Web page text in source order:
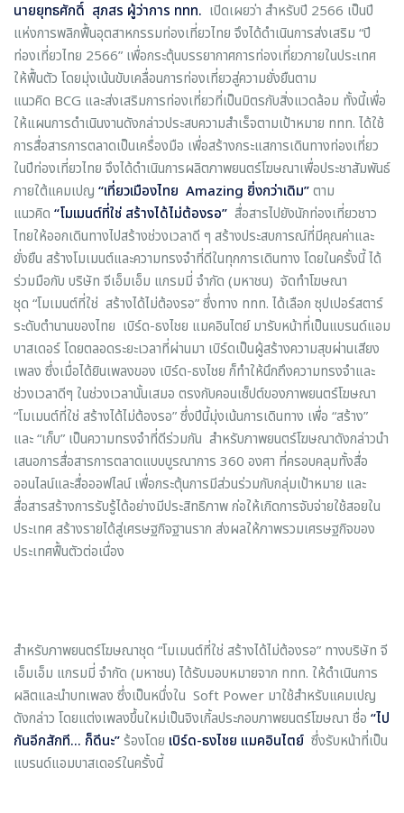
นายยุทธศักดิ์ สุภสร ผู้ว่าการ ททท. เปิดเผยว่า สำหรับปี 2566 เป็นปี
แห่งการพลิกฟื้นอุตสาหกรรมท่องเที่ยวไทย จึงได้ดำเนินการส่งเสริม “ปี
ท่องเที่ยวไทย 2566” เพื่อกระตุ้นบรรยากาศการท่องเที่ยวภายในประเทศ
ให้ฟื้นตัว โดยมุ่งเน้นขับเคลื่อนการท่องเที่ยวสู่ความยั่งยืนตาม
แนวคิด BCG และส่งเสริมการท่องเที่ยวที่เป็นมิตรกับสิ่งแวดล้อม ทั้งนี้เพื่อ
ให้แผนการดำเนินงานดังกล่าวประสบความสำเร็จตามเป้าหมาย ททท. ได้ใช้
การสื่อสารการตลาดเป็นเครื่องมือ เพื่อสร้างกระแสการเดินทางท่องเที่ยว
ในปีท่องเที่ยวไทย จึงได้ดำเนินการผลิตภาพยนตร์โฆษณาเพื่อประชาสัมพันธ์
ภายใต้แคมเปญ “เที่ยวเมืองไทย Amazing ยิ่งกว่าเดิม”ตาม
แนวคิด “โมเมนต์ที่ใช่ สร้างได้ไม่ต้องรอ” สื่อสารไปยังนักท่องเที่ยวชาว
ไทยให้ออกเดินทางไปสร้างช่วงเวลาดี ๆ สร้างประสบการณ์ที่มีคุณค่าและ
ยั่งยืน สร้างโมเมนต์และความทรงจำที่ดีในทุกการเดินทาง โดยในครั้งนี้ ได้
ร่วมมือกับ บริษัท จีเอ็มเอ็ม แกรมมี่ จำกัด (มหาชน) จัดทำโฆษณา
ชุด “โมเมนต์ที่ใช่ สร้างได้ไม่ต้องรอ” ซึ่งทาง ททท. ได้เลือก ซุปเปอร์สตาร์
ระดับตำนานของไทย เบิร์ด-ธงไชย แมคอินไตย์ มารับหน้าที่เป็นแบรนด์แอม
บาสเดอร์ โดยตลอดระยะเวลาที่ผ่านมา เบิร์ดเป็นผู้สร้างความสุขผ่านเสียง
เพลง ซึ่งเมื่อได้ยินเพลงของ เบิร์ด-ธงไชย ก็ทำให้นึกถึงความทรงจำและ
ช่วงเวลาดีๆ ในช่วงเวลานั้นเสมอ ตรงกับคอนเซ็ปต์ของภาพยนตร์โฆษณา
“โมเมนต์ที่ใช่ สร้างได้ไม่ต้องรอ” ซึ่งปีนี้มุ่งเน้นการเดินทาง เพื่อ “สร้าง”
และ “เก็บ” เป็นความทรงจำที่ดีร่วมกัน สำหรับภาพยนตร์โฆษณาดังกล่าวนำ
เสนอการสื่อสารการตลาดแบบบูรณาการ 360 องศา ที่ครอบคลุมทั้งสื่อ
ออนไลน์และสื่อออฟไลน์ เพื่อกระตุ้นการมีส่วนร่วมกับกลุ่มเป้าหมาย และ
สื่อสารสร้างการรับรู้ได้อย่างมีประสิทธิภาพ ก่อให้เกิดการจับจ่ายใช้สอยใน
ประเทศ สร้างรายได้สู่เศรษฐกิจฐานราก ส่งผลให้ภาพรวมเศรษฐกิจของ
ประเทศฟื้นตัวต่อเนื่อง
สำหรับภาพยนตร์โฆษณาชุด “โมเมนต์ที่ใช่ สร้างได้ไม่ต้องรอ” ทางบริษัท จี
เอ็มเอ็ม แกรมมี่ จำกัด (มหาชน) ได้รับมอบหมายจาก ททท. ให้ดำเนินการ
ผลิตและนำบทเพลง ซึ่งเป็นหนึ่งใน Soft Power มาใช้สำหรับแคมเปญ
ดังกล่าว โดยแต่งเพลงขึ้นใหม่เป็นจิงเกิ้ลประกอบภาพยนตร์โฆษณา ชื่อ “ไป
กันอีกสักที... ก็ดีนะ”ร้องโดย เบิร์ด-ธงไชย แมคอินไตย์ ซึ่งรับหน้าที่เป็น
แบรนด์แอมบาสเดอร์ในครั้งนี้